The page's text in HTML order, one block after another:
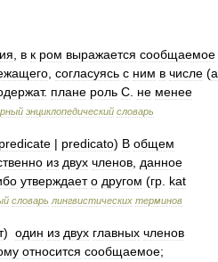
в к ром выражается сообщаемое
согласуясь с ним в числе (а
. плане роль С не менее
энциклопедический словарь
predicate | predicato) В общем
из двух членов данное
утверждает о другом (гр kat
словарь лингвистических терминов
) один из двух главных членов
относится сообщаемое;